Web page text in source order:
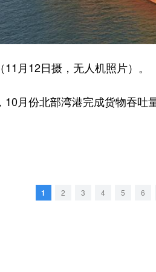
月12日摄，无人机照片）。
月份北部湾港完成货物吞吐
1 2 3 4 5 6